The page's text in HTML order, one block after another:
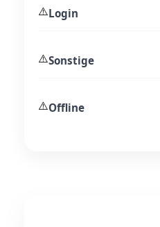
⚠️Login
⚠️Sonstige
⚠️Offline